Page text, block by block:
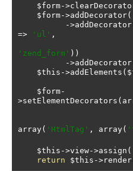
    $form
->
    $form
->addDecorator(
->addDecorator
=>
'ul' ,
'zend_form' ))
->addDecorator
    $this
->addElements (
    $form
-
>setElementDecorators (
array( 'HtmlTag' , array(
    $this
->view->assign (
return $this ->render